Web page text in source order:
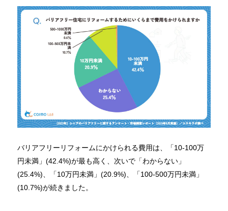
バリアフリーリフォームにかけられる費用は、「10-100万
円未満」(42.4%)が最も高く、次いで「わからない」
(25.4%)、「10万円未満」(20.9%)、「100-500万円未満」
(10.7%)が続きました。